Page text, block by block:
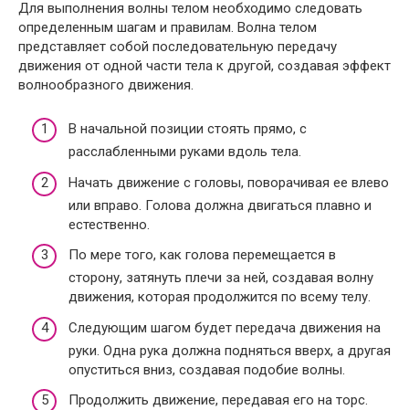
Для выполнения волны телом необходимо следовать
определенным шагам и правилам. Волна телом
представляет собой последовательную передачу
движения от одной части тела к другой, создавая эффект
волнообразного движения.
В начальной позиции стоять прямо, с
расслабленными руками вдоль тела.
Начать движение с головы, поворачивая ее влево
или вправо. Голова должна двигаться плавно и
естественно.
По мере того, как голова перемещается в
сторону, затянуть плечи за ней, создавая волну
движения, которая продолжится по всему телу.
Следующим шагом будет передача движения на
руки. Одна рука должна подняться вверх, а другая
опуститься вниз, создавая подобие волны.
Продолжить движение, передавая его на торс.